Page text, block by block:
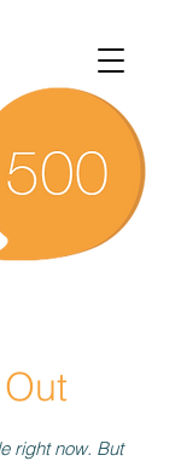
right now. But